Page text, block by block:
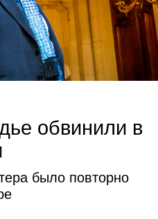
обвинили в
было повторно